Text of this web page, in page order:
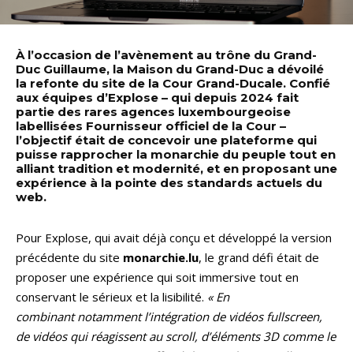
À l’occasion de l’avènement au trône du Grand-
Duc Guillaume, la Maison du Grand-Duc a dévoilé
la refonte du site de la Cour Grand-Ducale. Confié
aux équipes d’Explose – qui depuis 2024 fait
partie des rares agences luxembourgeoise
labellisées Fournisseur officiel de la Cour –
l’objectif était de concevoir une plateforme qui
puisse rapprocher la monarchie du peuple tout en
alliant tradition et modernité, et en proposant une
expérience à la pointe des standards actuels du
web.
Pour Explose, qui avait déjà conçu et développé la version
précédente du site monarchie.lu, le grand défi était de
proposer une expérience qui soit immersive tout en
conservant le sérieux et la lisibilité. « En
combinant notamment l’intégration de vidéos fullscreen,
de vidéos qui réagissent au scroll, d’éléments 3D comme le